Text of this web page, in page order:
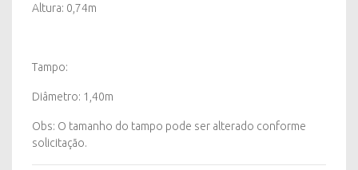
Altura: 0,74m
Tampo:
Diâmetro: 1,40m
Obs: O tamanho do tampo pode ser alterado conforme
solicitação.